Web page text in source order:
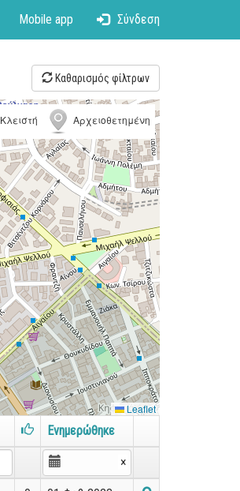
Mobile app Σύνδεση
Καθαρισμός φίλτρων
Κλειστή Αρχειοθετημένη
Leaflet
Ενημερώθηκε
×